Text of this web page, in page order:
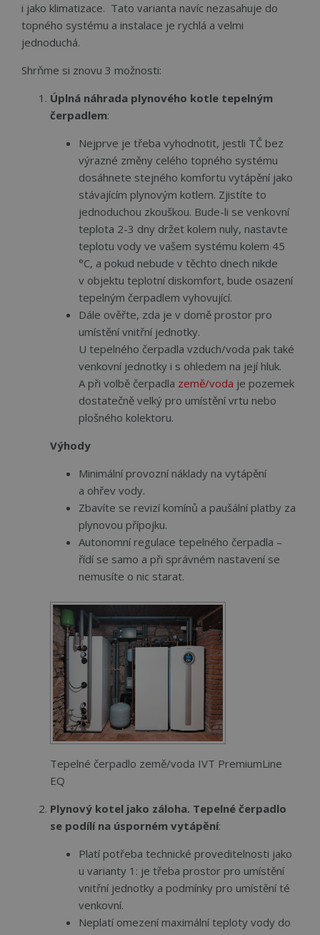
i jako klimatizace. Tato varianta navíc nezasahuje do
topného systému a instalace je rychlá a velmi
jednoduchá.
Shrňme si znovu 3 možnosti:
Úplná náhrada plynového kotle tepelným
čerpadlem:
Nejprve je třeba vyhodnotit, jestli TČ bez
výrazné změny celého topného systému
dosáhnete stejného komfortu vytápění jako
stávajícím plynovým kotlem. Zjistíte to
jednoduchou zkouškou. Bude-li se venkovní
teplota 2-3 dny držet kolem nuly, nastavte
teplotu vody ve vašem systému kolem 45
°C, a pokud nebude v těchto dnech nikde
v objektu teplotní diskomfort, bude osazení
tepelným čerpadlem vyhovující.
Dále ověřte, zda je v domě prostor pro
umístění vnitřní jednotky.
U tepelného čerpadla vzduch/voda pak také
venkovní jednotky i s ohledem na její hluk.
A při volbě čerpadla země/voda je pozemek
dostatečně velký pro umístění vrtu nebo
plošného kolektoru.
Výhody
Minimální provozní náklady na vytápění
a ohřev vody.
Zbavíte se revizí komínů a paušální platby za
plynovou přípojku.
Autonomní regulace tepelného čerpadla –
řídí se samo a při správném nastavení se
nemusíte o nic starat.
Tepelné čerpadlo země/voda IVT PremiumLine
EQ
Plynový kotel jako záloha. Tepelné čerpadlo
se podílí na úsporném vytápění:
Platí potřeba technické proveditelnosti jako
u varianty 1: je třeba prostor pro umístění
vnitřní jednotky a podmínky pro umístění té
venkovní.
Neplatí omezení maximální teploty vody do